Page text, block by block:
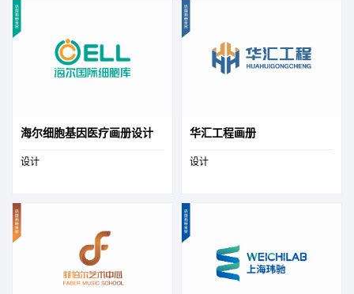
海尔细胞基因医疗画册设计
设计
华汇工程画册
设计